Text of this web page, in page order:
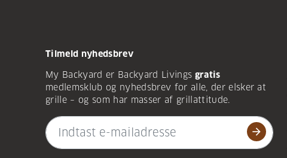
Tilmeld nyhedsbrev
My Backyard er Backyard Livings gratis
medlemsklub og nyhedsbrev for alle, der elsker at
grille – og som har masser af grillattitude.
arrow_forward